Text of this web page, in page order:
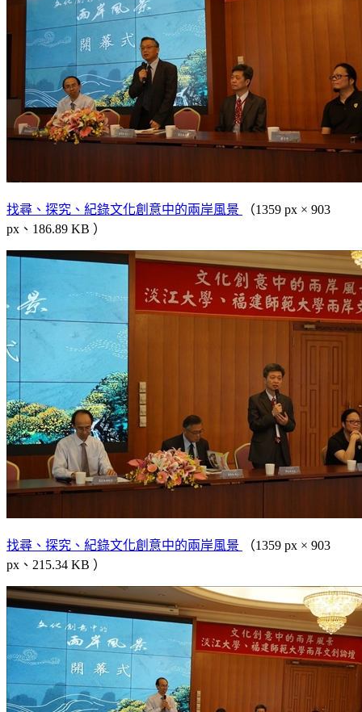
找尋、探究、紀錄文化創意中的兩岸風景
（1359 px × 903
px、186.89 KB ）
找尋、探究、紀錄文化創意中的兩岸風景
（1359 px × 903
px、215.34 KB ）